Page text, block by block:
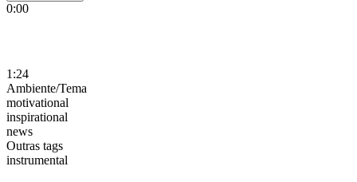
0:00
1:24
Ambiente/Tema
motivational
inspirational
news
Outras tags
instrumental